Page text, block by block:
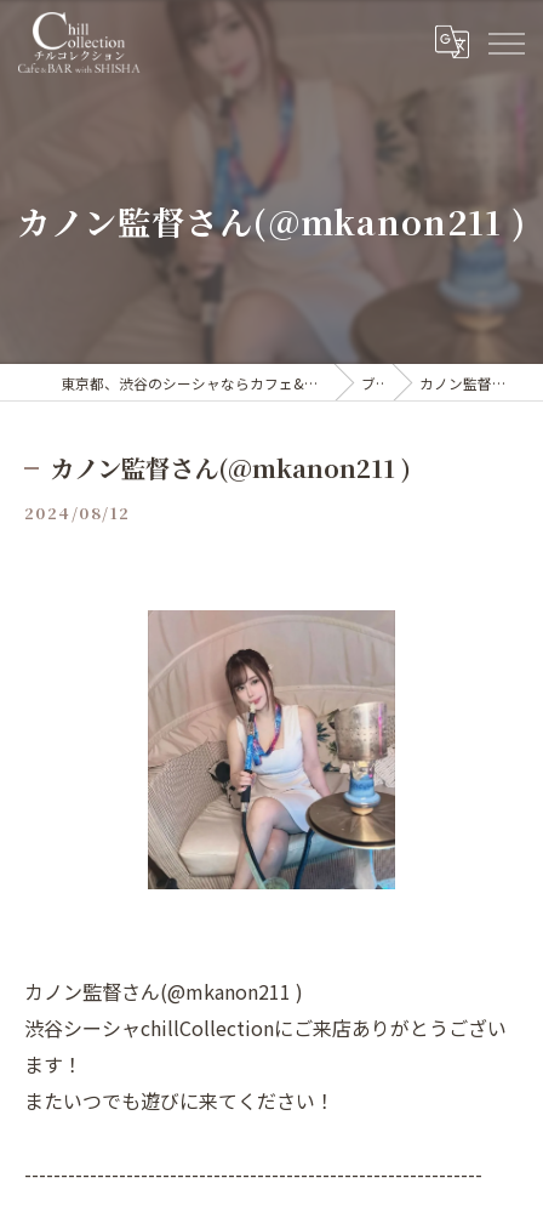
カノン監督さん(@mkanon211 )
東京都、渋谷のシーシャならカフェ&シーシャバー Chill collection渋谷センター街店 ブログ カノン監督さん(@mkanon211 )
カノン監督さん(@mkanon211 )
2024/08/12
カノン監督さん(@mkanon211 )
渋谷シーシャchillCollectionにご来店ありがとうござい
ます！
またいつでも遊びに来てください！
---------------------------------------------------------------